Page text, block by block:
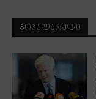
ᲞᲝᲞᲣᲚᲐᲠᲣᲚᲘ